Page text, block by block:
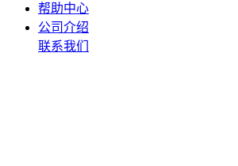
帮助中心
公司介绍
联系我们